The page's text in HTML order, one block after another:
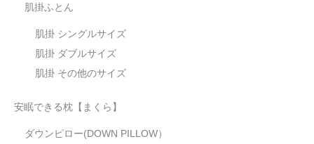
肌掛ふとん
肌掛 シングルサイズ
肌掛 ダブルサイズ
肌掛 その他のサイズ
安眠できる枕【まくら】
ダウンピロー(DOWN PILLOW）